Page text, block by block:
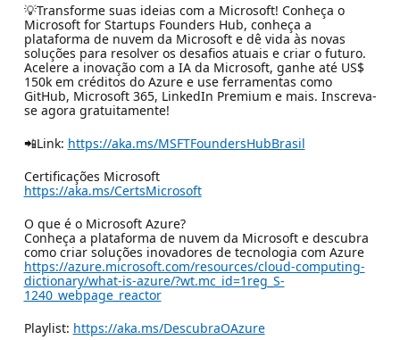
💡Transforme suas ideias com a Microsoft! Conheça o
Microsoft for Startups Founders Hub, conheça a
plataforma de nuvem da Microsoft e dê vida às novas
soluções para resolver os desafios atuais e criar o futuro.
Acelere a inovação com a IA da Microsoft, ganhe até US$
150k em créditos do Azure e use ferramentas como
GitHub, Microsoft 365, LinkedIn Premium e mais. Inscreva-
se agora gratuitamente!
📲Link: https://aka.ms/MSFTFoundersHubBrasil
Certificações Microsoft
https://aka.ms/CertsMicrosoft
O que é o Microsoft Azure?
Conheça a plataforma de nuvem da Microsoft e descubra
como criar soluções inovadores de tecnologia com Azure
https://azure.microsoft.com/resources/cloud-computing-
dictionary/what-is-azure/?wt.mc_id=1reg_S-
1240_webpage_reactor
Playlist: https://aka.ms/DescubraOAzure